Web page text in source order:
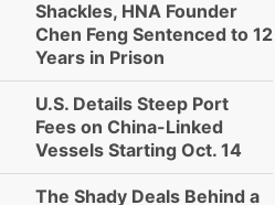
Shackles, HNA Founder
Chen Feng Sentenced to 12
Years in Prison
U.S. Details Steep Port
Fees on China-Linked
Vessels Starting Oct. 14
The Shady Deals Behind a